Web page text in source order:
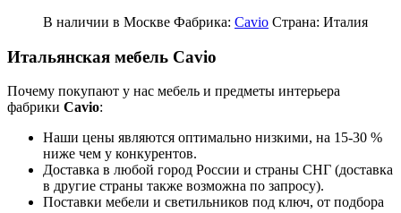
В наличии в Москве Фабрика: Cavio Страна: Италия
Итальянская мебель Cavio
Почему покупают у нас мебель и предметы интерьера
фабрики Cavio:
Наши цены являются оптимально низкими, на 15-30 %
ниже чем у конкурентов.
Доставка в любой город России и страны СНГ (доставка
в другие страны также возможна по запросу).
Поставки мебели и светильников под ключ, от подбора